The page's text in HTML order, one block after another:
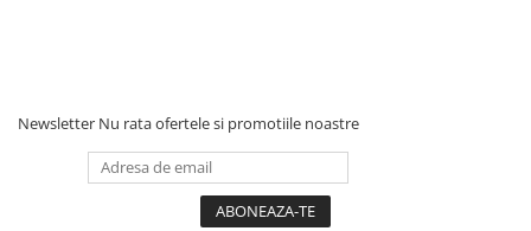
Newsletter Nu rata ofertele si promotiile noastre